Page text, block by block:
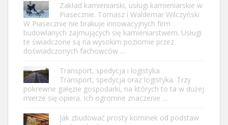
Zakład kamieniarski, usługi kamieniarskie w
Piasecznie. Tomasz i Waldemar Wilczyński
W Piasecznie nie brakuje innowacyjnych firm
budowlanych zajmujących się kamieniarstwem. Usługi
te świadczone są na wysokim poziomie przez
doświadczonych fachowców …
Transport, spedycja i logistyka
Transport, spedycja oraz logistyka. Trzy
pokrewne gałęzie gospodarki, na których to ta w dużej
mierze się opiera. Ich ogromne znaczenie …
Jak zbudować prosty kominek od podstaw